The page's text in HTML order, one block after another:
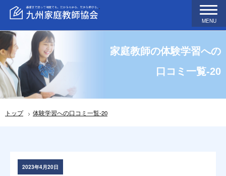
MENU
家庭教師の体験学習への
口コミ一覧-20
トップ 体験学習への口コミ一覧-20
2023年4月20日